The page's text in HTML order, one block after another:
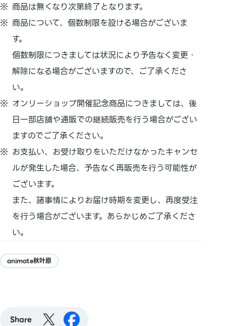
商品は無くなり次第終了となります。
商品について、個数制限を設ける場合がございま
す。
個数制限につきましては状況により予告なく変更・
解除になる場合がございますので、ご了承くださ
い。
オンリーショップ開催記念商品につきましては、後
日一部店舗や通販での継続販売を行う場合がござい
ますのでご了承ください。
お支払い、 お受け取りをいただけなかったキャンセ
ルが発生した場合、 予告なく再販売を行う可能性が
ございます。
また、諸事情によりお届け時期を変更し、再度受注
を行う場合がございます。あらかじめご了承くださ
い。
animate秋叶原
Share